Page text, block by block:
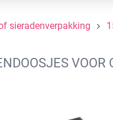
sieradenverpakking